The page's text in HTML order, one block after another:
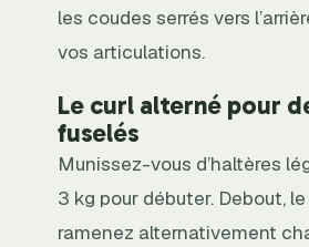
les coudes serrés vers
vos articulations.
Le curl alterné pour
fuselés
Munissez-vous d’haltères
3 kg pour débuter. Debout,
ramenez alternativement